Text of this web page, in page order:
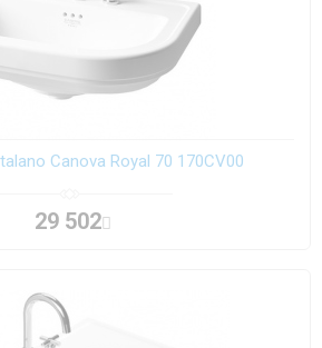
Canova Royal 70 170CV00
29 502